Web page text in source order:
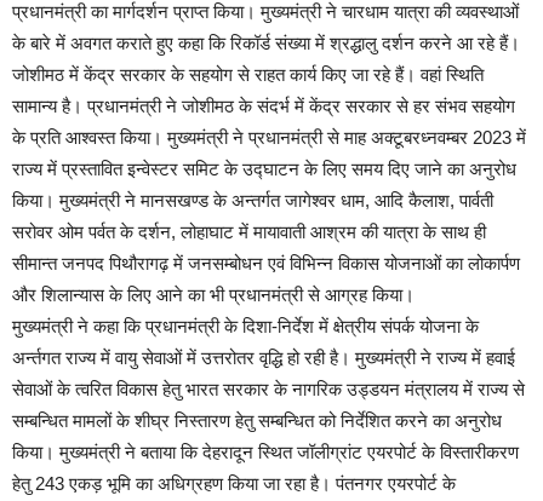
प्रधानमंत्री का मार्गदर्शन प्राप्त किया। मुख्यमंत्री ने चारधाम यात्रा की व्यवस्थाओं
के बारे में अवगत कराते हुए कहा कि रिकॉर्ड संख्या में श्रद्धालु दर्शन करने आ रहे हैं।
जोशीमठ में केंद्र सरकार के सहयोग से राहत कार्य किए जा रहे हैं। वहां स्थिति
सामान्य है। प्रधानमंत्री ने जोशीमठ के संदर्भ में केंद्र सरकार से हर संभव सहयोग
के प्रति आश्वस्त किया। मुख्यमंत्री ने प्रधानमंत्री से माह अक्टूबरध्नवम्बर 2023 में
राज्य में प्रस्तावित इन्वेस्टर समिट के उद्घाटन के लिए समय दिए जाने का अनुरोध
किया। मुख्यमंत्री ने मानसखण्ड के अन्तर्गत जागेश्वर धाम, आदि कैलाश, पार्वती
सरोवर ओम पर्वत के दर्शन, लोहाघाट में मायावाती आश्रम की यात्रा के साथ ही
सीमान्त जनपद पिथौरागढ़ में जनसम्बोधन एवं विभिन्न विकास योजनाओं का लोकार्पण
और शिलान्यास के लिए आने का भी प्रधानमंत्री से आग्रह किया।
मुख्यमंत्री ने कहा कि प्रधानमंत्री के दिशा-निर्देश में क्षेत्रीय संपर्क योजना के
अर्न्तगत राज्य में वायु सेवाओं में उत्तरोतर वृद्धि हो रही है। मुख्यमंत्री ने राज्य में हवाई
सेवाओं के त्वरित विकास हेतु भारत सरकार के नागरिक उड्डयन मंत्रालय में राज्य से
सम्बन्धित मामलों के शीघ्र निस्तारण हेतु सम्बन्धित को निर्देशित करने का अनुरोध
किया। मुख्यमंत्री ने बताया कि देहरादून स्थित जॉलीग्रांट एयरपोर्ट के विस्तारीकरण
हेतु 243 एकड़ भूमि का अधिग्रहण किया जा रहा है। पंतनगर एयरपोर्ट के